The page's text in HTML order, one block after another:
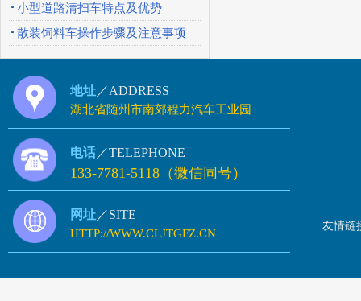
展示
小型道路清扫车特点及优势
散装饲料车操作步骤及注意事项
地址 ／ADDRESS
湖北省随州市南郊程力汽车工业园
电话 ／TELEPHONE
133-7781-5118（微信同号）
网址 ／SITE
HTTP://WWW.CLJTGFZ.CN
友情链